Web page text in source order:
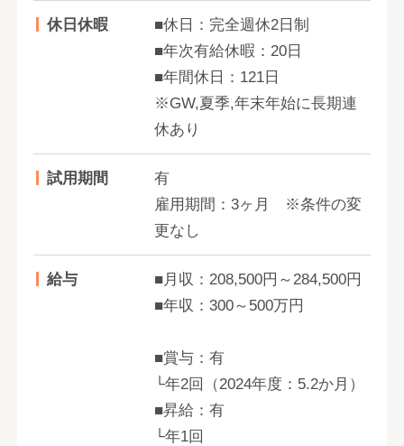
休日休暇
■休日：完全週休2日制
■年次有給休暇：20日
■年間休日：121日
※GW,夏季,年末年始に長期連
休あり
試用期間
有
雇用期間：3ヶ月 ※条件の変
更なし
給与
■月収：208,500円～284,500円
■年収：300～500万円
■賞与：有
└年2回（2024年度：5.2か月）
■昇給：有
└年1回